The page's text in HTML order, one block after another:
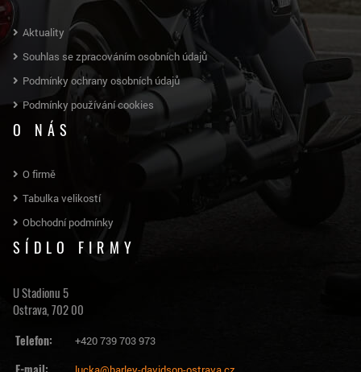
Aktuality
Souhlas se zpracováním osobních údajů
Podmínky ochrany osobních údajů
Podmínky používání cookies
O NÁS
O firmě
Tabulka velikostí
Obchodní podmínky
SÍDLO FIRMY
U Stadionu 5
Ostrava, 702 00
Telefon:
+420 739 703 973